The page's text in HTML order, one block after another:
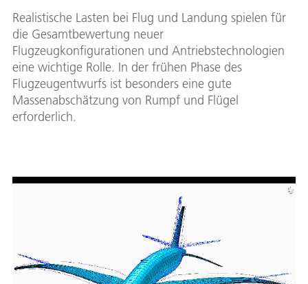
Realistische Lasten bei Flug und Landung spielen für
die Gesamtbewertung neuer
Flugzeugkonfigurationen und Antriebstechnologien
eine wichtige Rolle. In der frühen Phase des
Flugzeugentwurfs ist besonders eine gute
Massenabschätzung von Rumpf und Flügel
erforderlich.